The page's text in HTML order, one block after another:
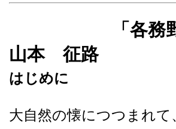
「各
山本 征路
はじめに
大自然の懐につつまれ